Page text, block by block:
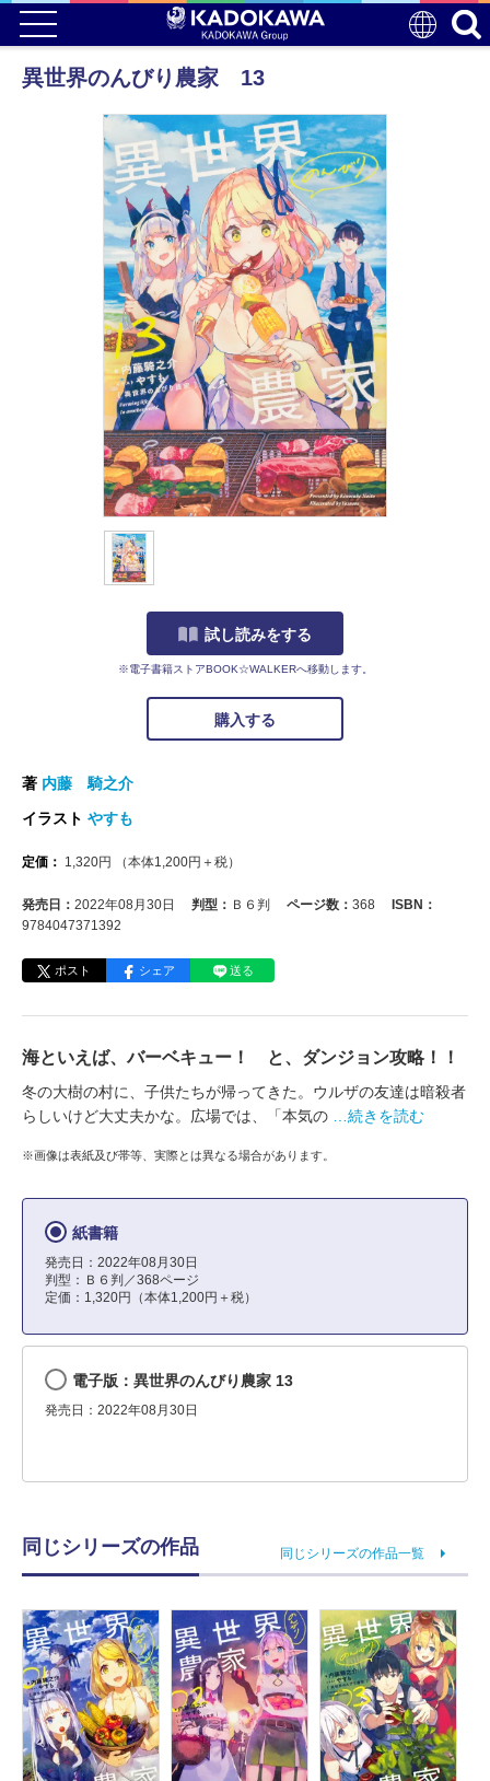
異世界のんびり農家 13
試し読みをする
※電子書籍ストアBOOK☆WALKERへ移動します。
購入する
著 内藤 騎之介
イラスト やすも
定価： 1,320円 （本体1,200円＋税）
発売日： 2022年08月30日 判型： Ｂ６判 ページ数： 368
ISBN：
9784047371392
ポスト シェア 送る
海といえば、バーベキュー！ と、ダンジョン攻略！！
冬の大樹の村に、子供たちが帰ってきた。ウルザの友達は暗殺者
らしいけど大丈夫かな。広場では、「本気の
…続きを読む
※画像は表紙及び帯等、実際とは異なる場合があります。
紙書籍
発売日：2022年08月30日
判型：Ｂ６判／368ページ
定価：1,320円（本体1,200円＋税）
電子版：異世界のんびり農家 13
発売日：2022年08月30日
同じシリーズの作品 同じシリーズの作品一覧